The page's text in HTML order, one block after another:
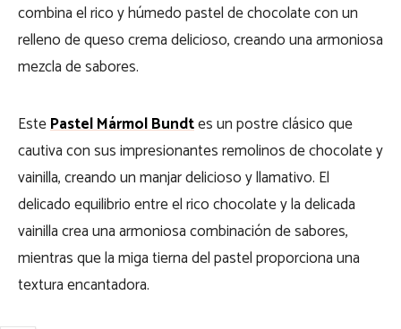
combina el rico y húmedo pastel de chocolate con un
relleno de queso crema delicioso, creando una armoniosa
mezcla de sabores.
EstePastel Mármol Bundtes un postre clásico que
cautiva con sus impresionantes remolinos de chocolate y
vainilla, creando un manjar delicioso y llamativo. El
delicado equilibrio entre el rico chocolate y la delicada
vainilla crea una armoniosa combinación de sabores,
mientras que la miga tierna del pastel proporciona una
textura encantadora.